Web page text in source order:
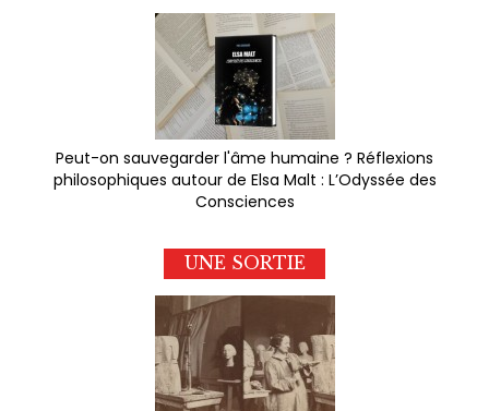
Peut-on sauvegarder l'âme humaine ? Réflexions
philosophiques autour de Elsa Malt : L’Odyssée des
Consciences
UNE SORTIE